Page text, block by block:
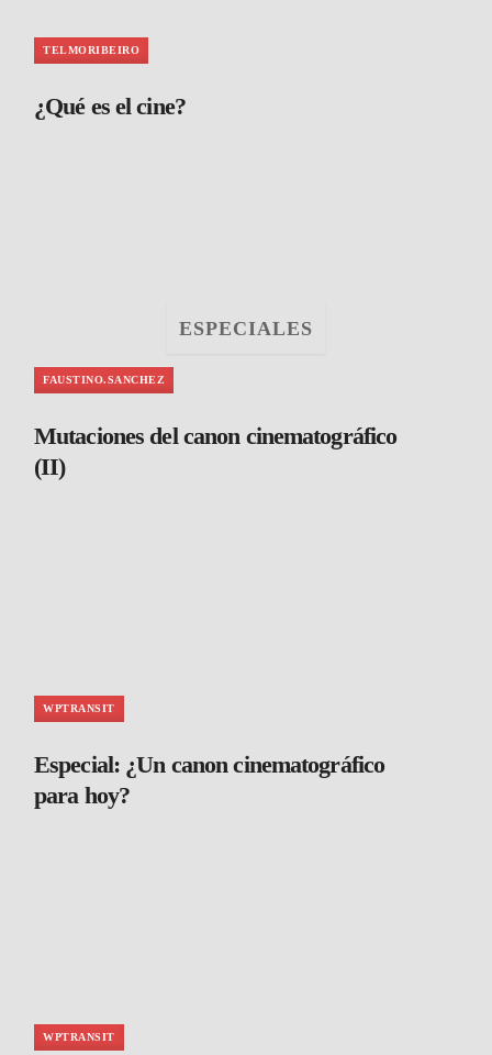
TELMORIBEIRO
¿Qué es el cine?
ESPECIALES
FAUSTINO.SANCHEZ
Mutaciones del canon cinematográfico
(II)
WPTRANSIT
Especial: ¿Un canon cinematográfico
para hoy?
WPTRANSIT